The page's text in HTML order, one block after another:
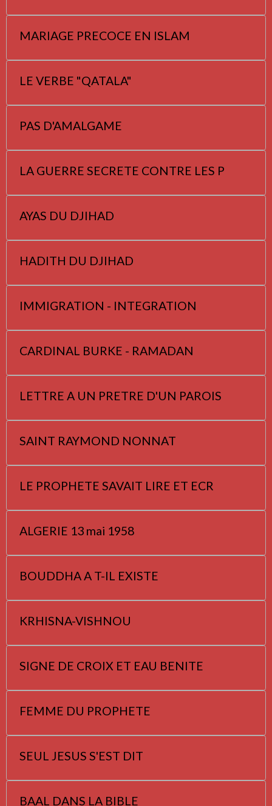
MARIAGE PRECOCE EN ISLAM
LE VERBE "QATALA"
PAS D'AMALGAME
LA GUERRE SECRETE CONTRE LES P
AYAS DU DJIHAD
HADITH DU DJIHAD
IMMIGRATION - INTEGRATION
CARDINAL BURKE - RAMADAN
LETTRE A UN PRETRE D'UN PAROIS
SAINT RAYMOND NONNAT
LE PROPHETE SAVAIT LIRE ET ECR
ALGERIE 13 mai 1958
BOUDDHA A T-IL EXISTE
KRHISNA-VISHNOU
SIGNE DE CROIX ET EAU BENITE
FEMME DU PROPHETE
SEUL JESUS S'EST DIT
BAAL DANS LA BIBLE